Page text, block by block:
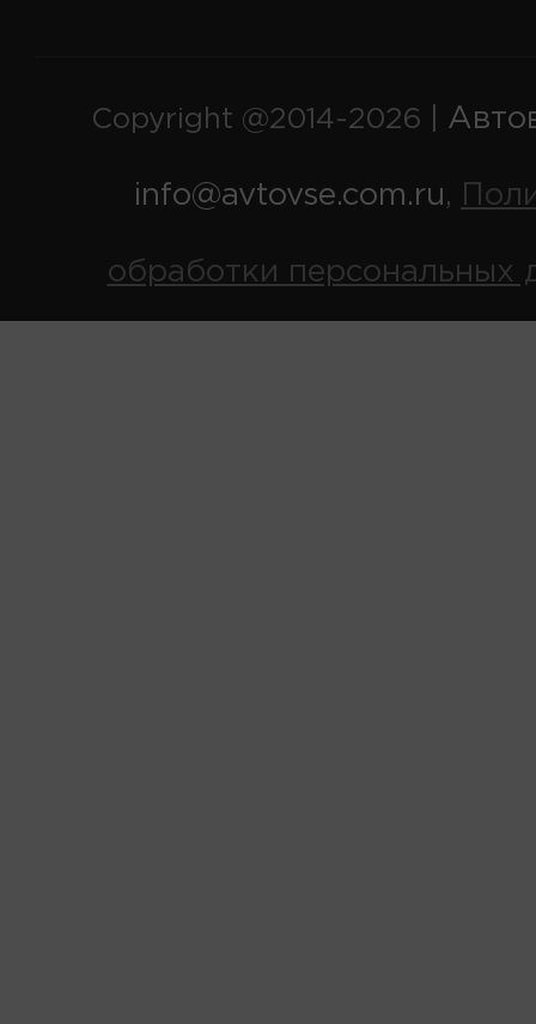
Copyright @2014-2026 |
info@avtovse.com.ru,
обработки персональных